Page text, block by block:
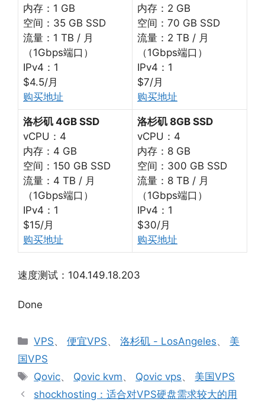
内存：1 GB
空间：35 GB SSD
流量：1 TB / 月
（1Gbps端口）
IPv4：1
$4.5/月
购买地址
内存：2 GB
空间：70 GB SSD
流量：2 TB / 月
（1Gbps端口）
IPv4：1
$7/月
购买地址
洛杉矶 4GB SSD
vCPU：4
内存：4 GB
空间：150 GB SSD
流量：4 TB / 月
（1Gbps端口）
IPv4：1
$15/月
购买地址
洛杉矶 8GB SSD
vCPU：4
内存：8 GB
空间：300 GB SSD
流量：8 TB / 月
（1Gbps端口）
IPv4：1
$30/月
购买地址
速度测试：104.149.18.203
Done
分
类
VPS、便宜VPS、洛杉矶 - LosAngeles、 美
国VPS
标
签
Qovic、 Qovic kvm、 Qovic vps、 美国VPS
shockhosting：适合对VPS硬盘需求较大的用